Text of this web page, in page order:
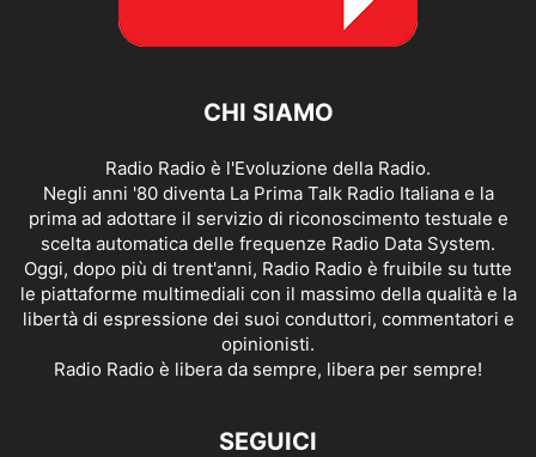
CHI SIAMO
Radio Radio è l'Evoluzione della Radio.
Negli anni '80 diventa La Prima Talk Radio Italiana e la
prima ad adottare il servizio di riconoscimento testuale e
scelta automatica delle frequenze Radio Data System.
Oggi, dopo più di trent'anni, Radio Radio è fruibile su tutte
le piattaforme multimediali con il massimo della qualità e la
libertà di espressione dei suoi conduttori, commentatori e
opinionisti.
Radio Radio è libera da sempre, libera per sempre!
SEGUICI